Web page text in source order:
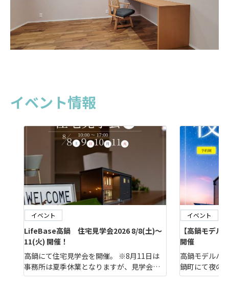
イベント情報
イベント
LifeBase高鍋 住宅見学会2026 8/8(土)～
11(火) 開催！
高鍋にて住宅見学会を開催。 ※8月11日は
事務所は夏季休業となりますが、見学会は
通常通り開催しております。 高鍋モデル概
イベント
【高鍋モデ
開催
高鍋モデルハ
鍋町にて夜の
じれない“夜”